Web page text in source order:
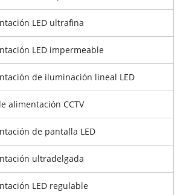
LED ultrafina
LED impermeable
de iluminación lineal LED
alimentación CCTV
de pantalla LED
ultradelgada
LED regulable